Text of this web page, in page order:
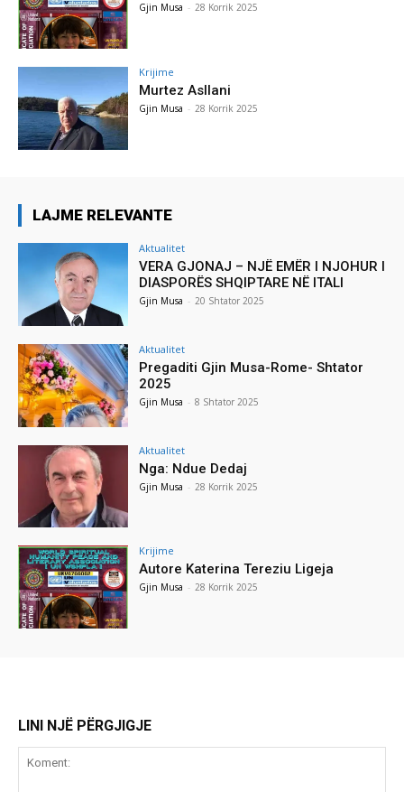
Gjin Musa - 28 Korrik 2025
Krijime
Murtez Asllani
Gjin Musa - 28 Korrik 2025
LAJME RELEVANTE
Aktualitet
VERA GJONAJ – NJË EMËR I NJOHUR I
DIASPORËS SHQIPTARE NË ITALI
Gjin Musa - 20 Shtator 2025
Aktualitet
Pregaditi Gjin Musa-Rome- Shtator
2025
Gjin Musa - 8 Shtator 2025
Aktualitet
Nga: Ndue Dedaj
Gjin Musa - 28 Korrik 2025
Krijime
Autore Katerina Tereziu Ligeja
Gjin Musa - 28 Korrik 2025
LINI NJË PËRGJIGJE